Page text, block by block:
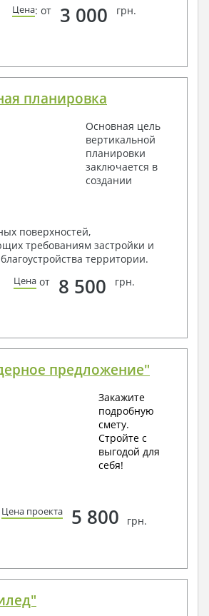
Цена: от 3 000 грн.
планировка
Основная цель
вертикальной
планировки
заключается в
создании
поверхностей,
требованиям застройки и
территории.
Цена от 8 500 грн.
предложение"
Закажите
подробную
смету.
Стройте с
выгодой для
себя!
Цена проекта 5 800 грн.